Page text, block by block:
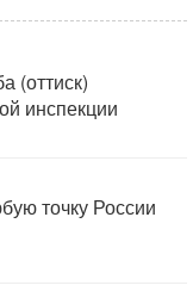
(оттиск)
инспекции
точку России